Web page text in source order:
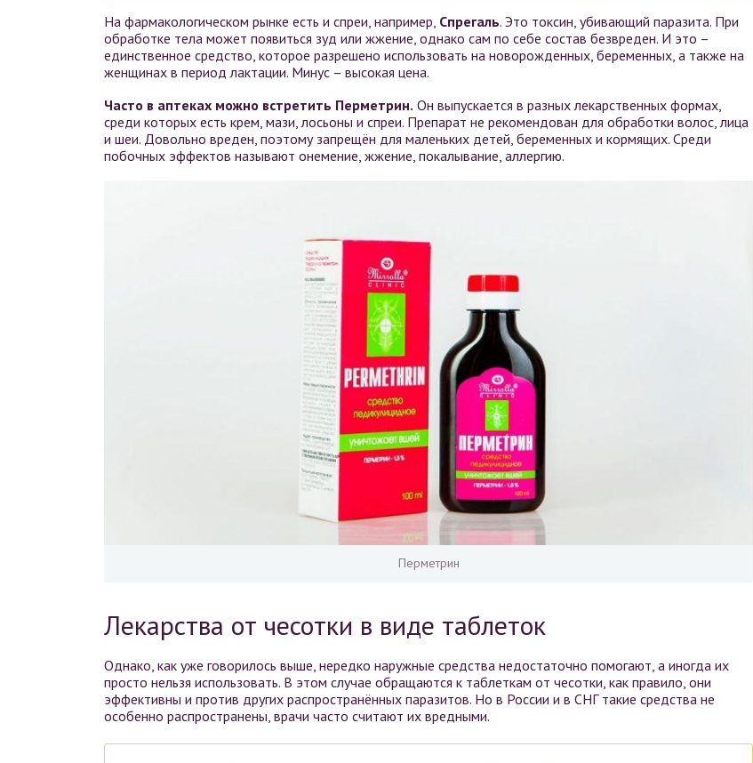
На фармакологическом рынке есть и спреи, например, Спрегаль. Это токсин, убивающий паразита. При
обработке тела может появиться зуд или жжение, однако сам по себе состав безвреден. И это –
единственное средство, которое разрешено использовать на новорожденных, беременных, а также на
женщинах в период лактации. Минус – высокая цена.
Часто в аптеках можно встретить Перметрин. Он выпускается в разных лекарственных формах,
среди которых есть крем, мази, лосьоны и спреи. Препарат не рекомендован для обработки волос, лица
и шеи. Довольно вреден, поэтому запрещён для маленьких детей, беременных и кормящих. Среди
побочных эффектов называют онемение, жжение, покалывание, аллергию.
Перметрин
Лекарства от чесотки в виде таблеток
Однако, как уже говорилось выше, нередко наружные средства недостаточно помогают, а иногда их
просто нельзя использовать. В этом случае обращаются к таблеткам от чесотки, как правило, они
эффективны и против других распространённых паразитов. Но в России и в СНГ такие средства не
особенно распространены, врачи часто считают их вредными.